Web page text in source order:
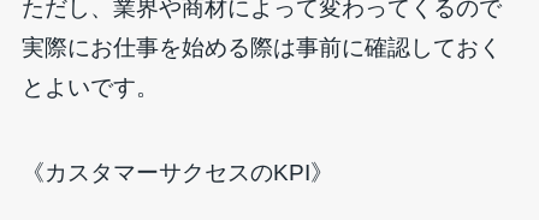
ただし、業界や商材によって変わってくるので
実際にお仕事を始める際は事前に確認しておく
とよいです。
《カスタマーサクセスのKPI》